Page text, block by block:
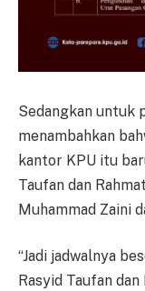
Sedangkan untuk
menambahkan
kantor KPU itu
Taufan dan
Muhammad Zaini
“Jadi jadwalnya
Rasyid Taufan